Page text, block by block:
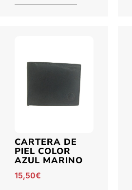
CARTERA DE
PIEL COLOR
AZUL MARINO
15,50€